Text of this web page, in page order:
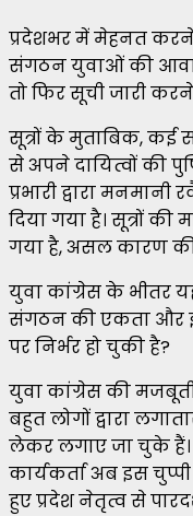
प्रदेशभर में मेहनत
संगठन युवाओं की
तो फिर सूची जारी
सूत्रों के मुताबिक, कई
से अपने दायित्वों की
प्रभारी द्वारा
दिया गया है। सूत्रों की
गया है, असल कारण की
युवा कांग्रेस के भीतर
संगठन की एकता और
पर निर्भर हो चुकी है?
युवा कांग्रेस की
बहुत लोगों द्वारा
लेकर लगाए जा चुके हैं।
कार्यकर्ता अब इस
हुए प्रदेश नेतृत्व से